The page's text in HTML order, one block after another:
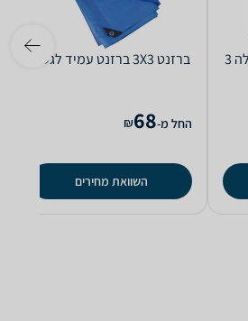
‏שמשייה שמשיה רומא עגולה 3
‏ברזנט 3X3 ברזנט עמיד לגשם
החל מ-68
₪
השוואת מחירים